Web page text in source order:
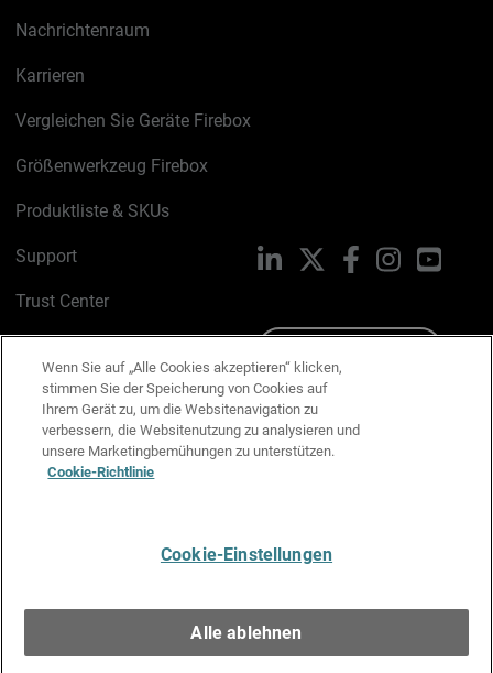
Nachrichtenraum
Karrieren
Vergleichen Sie Geräte Firebox
Größenwerkzeug Firebox
Produktliste & SKUs
Support
Trust Center
Cookie-Richtlinie
Datenschutzrichtlinie
Media & Brand Kit
LinkedIn FacebookInstagram
Wenn Sie auf „Alle Cookies akzeptieren“ klicken,
stimmen Sie der Speicherung von Cookies auf
Ihrem Gerät zu, um die Websitenavigation zu
verbessern, die Websitenutzung zu analysieren und
unsere Marketingbemühungen zu unterstützen.
Cookie-Richtlinie
Cookie-Einstellungen
Alle ablehnen